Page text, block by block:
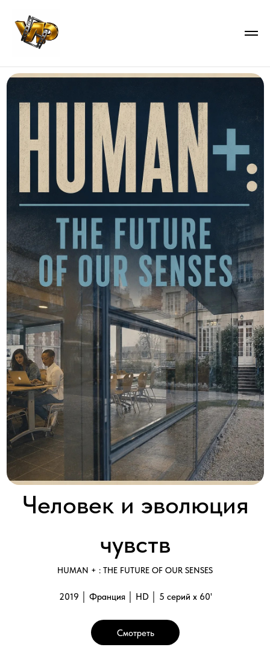
Человек и эволюция
чувств
HUMAN + : THE FUTURE OF OUR SENSES
2019 │ Франция │ HD │ 5 серий x 60'
Галерея
Научная фантастика становится реальностью!
как мы видим, осязаем, пробуем на вкус, слышим и ощущаем
Это программа о впечатляющих, полных эмоций историях
людей, чьи жизни меняются буквально на глазах благодаря